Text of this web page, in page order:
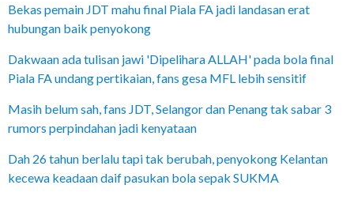
Bekas pemain JDT mahu final Piala FA jadi landasan erat
hubungan baik penyokong
Dakwaan ada tulisan jawi 'Dipelihara ALLAH' pada bola final
Piala FA undang pertikaian, fans gesa MFL lebih sensitif
Masih belum sah, fans JDT, Selangor dan Penang tak sabar 3
rumors perpindahan jadi kenyataan
Dah 26 tahun berlalu tapi tak berubah, penyokong Kelantan
kecewa keadaan daif pasukan bola sepak SUKMA